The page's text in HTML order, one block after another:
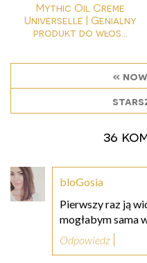
Mythic Oil Creme
Universelle | Genialny
produkt do włos...
«
36
bloGosia
Pierwszy raz ją
mogłabym sama
Odpowiedz